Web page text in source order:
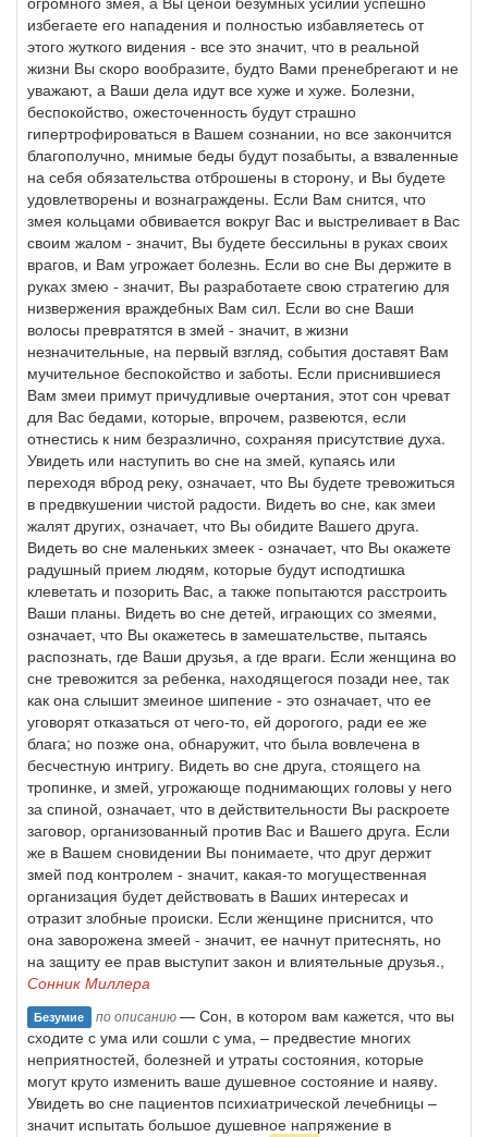
избегаете его нападения и полностью избавляетесь от
этого жуткого видения - все это значит, что в реальной
жизни Вы скоро вообразите, будто Вами пренебрегают и не
уважают, а Ваши дела идут все хуже и хуже. Болезни,
беспокойство, ожесточенность будут страшно
гипертрофироваться в Вашем сознании, но все закончится
благополучно, мнимые беды будут позабыты, а взваленные
на себя обязательства отброшены в сторону, и Вы будете
удовлетворены и вознаграждены. Если Вам снится, что
змея кольцами обвивается вокруг Вас и выстреливает в Вас
своим жалом - значит, Вы будете бессильны в руках своих
врагов, и Вам угрожает болезнь. Если во сне Вы держите в
руках змею - значит, Вы разработаете свою стратегию для
низвержения враждебных Вам сил. Если во сне Ваши
волосы превратятся в змей - значит, в жизни
незначительные, на первый взгляд, события доставят Вам
мучительное беспокойство и заботы. Если приснившиеся
Вам змеи примут причудливые очертания, этот сон чреват
для Вас бедами, которые, впрочем, развеются, если
отнестись к ним безразлично, сохраняя присутствие духа.
Увидеть или наступить во сне на змей, купаясь или
переходя вброд реку, означает, что Вы будете тревожиться
в предвкушении чистой радости. Видеть во сне, как змеи
жалят других, означает, что Вы обидите Вашего друга.
Видеть во сне маленьких змеек - означает, что Вы окажете
радушный прием людям, которые будут исподтишка
клеветать и позорить Вас, а также попытаются расстроить
Ваши планы. Видеть во сне детей, играющих со змеями,
означает, что Вы окажетесь в замешательстве, пытаясь
распознать, где Ваши друзья, а где враги. Если женщина во
сне тревожится за ребенка, находящегося позади нее, так
как она слышит змеиное шипение - это означает, что ее
уговорят отказаться от чего-то, ей дорогого, ради ее же
блага; но позже она, обнаружит, что была вовлечена в
бесчестную интригу. Видеть во сне друга, стоящего на
тропинке, и змей, угрожающе поднимающих головы у него
за спиной, означает, что в действительности Вы раскроете
заговор, организованный против Вас и Вашего друга. Если
же в Вашем сновидении Вы понимаете, что друг держит
змей под контролем - значит, какая-то могущественная
организация будет действовать в Ваших интересах и
отразит злобные происки. Если женщине приснится, что
она заворожена змеей - значит, ее начнут притеснять, но
на защиту ее прав выступит закон и влиятельные друзья.,
Сонник Миллера
Безумие по описанию— Сон, в котором вам кажется, что вы
сходите с ума или сошли с ума, – предвестие многих
неприятностей, болезней и утраты состояния, которые
могут круто изменить ваше душевное состояние и наяву.
Увидеть во сне пациентов психиатрической лечебницы –
значит испытать большое душевное напряжение в